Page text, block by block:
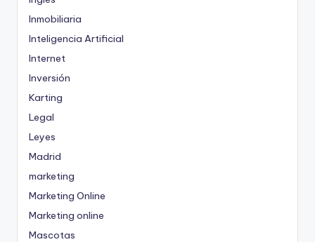
Inmobiliaria
Inteligencia Artificial
Internet
Inversión
Karting
Legal
Leyes
Madrid
marketing
Marketing Online
Marketing online
Mascotas